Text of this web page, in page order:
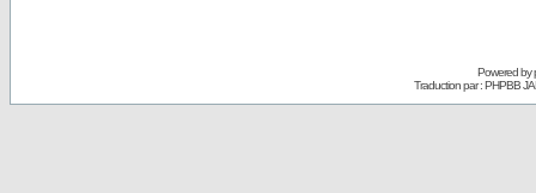
Powered by
Traduction par : PHPBB